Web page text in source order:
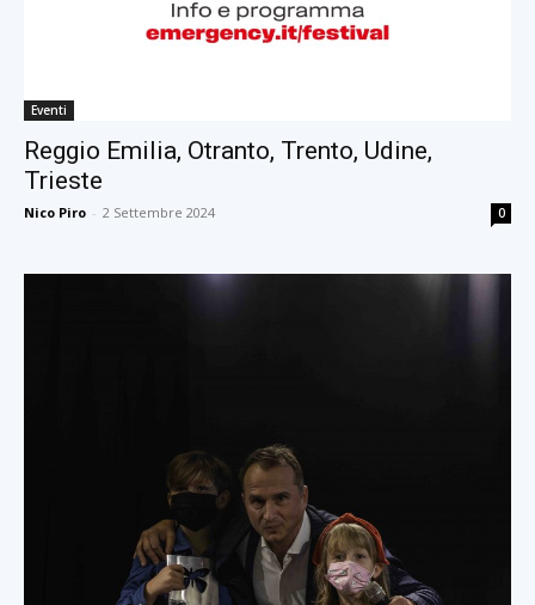
Eventi
Reggio Emilia, Otranto, Trento, Udine,
Trieste
Nico Piro - 2 Settembre 2024 0